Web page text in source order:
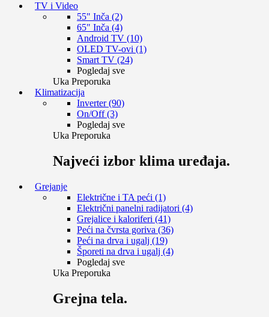
TV i Video
55" Inča (2)
65" Inča (4)
Android TV (10)
OLED TV-ovi (1)
Smart TV (24)
Pogledaj sve
Uka Preporuka
Klimatizacija
Inverter (90)
On/Off (3)
Pogledaj sve
Uka Preporuka
Najveći izbor klima uređaja.
Grejanje
Električne i TA peći (1)
Električni panelni radijatori (4)
Grejalice i kaloriferi (41)
Peći na čvrsta goriva (36)
Peći na drva i ugalj (19)
Šporeti na drva i ugalj (4)
Pogledaj sve
Uka Preporuka
Grejna tela.